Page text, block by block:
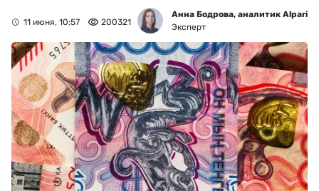
11 июня, 10:57 200321
Анна Бодрова, аналитик Alpari
Эксперт